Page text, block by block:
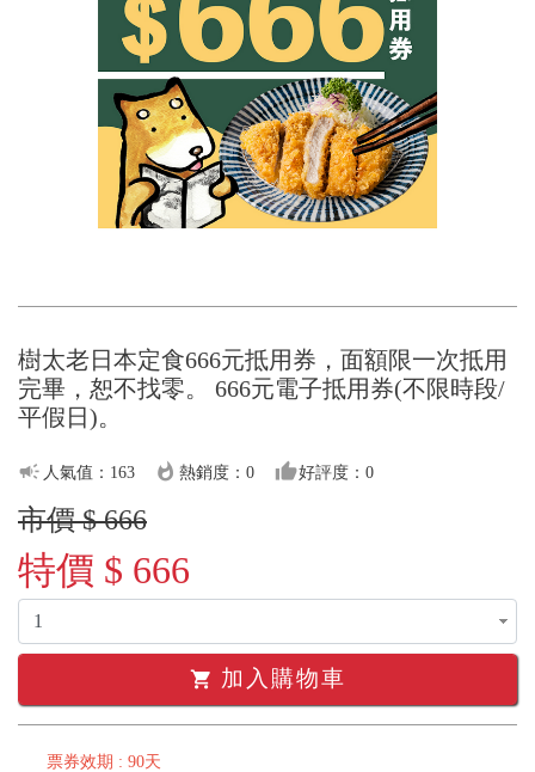
樹太老日本定食666元抵用券，面額限一次抵用
完畢，恕不找零。 666元電子抵用券(不限時段/
平假日)。
campaign 人氣值：163 whatshot 熱銷度：0 thumb_up好評度：0
市價 $ 666
特價 $ 666
shopping_cart 加入購物車
票券效期 : 90天